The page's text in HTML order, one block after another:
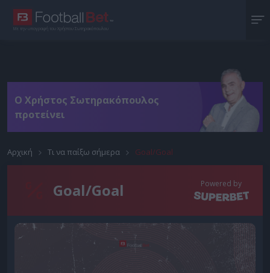
Με την υπογραφή του Χρήστου Σωτηρακόπουλου
O Χρήστος Σωτηρακόπουλος
προτείνει
Αρχική Τι να παίξω σήμερα Goal/Goal
Goal/Goal Powered by